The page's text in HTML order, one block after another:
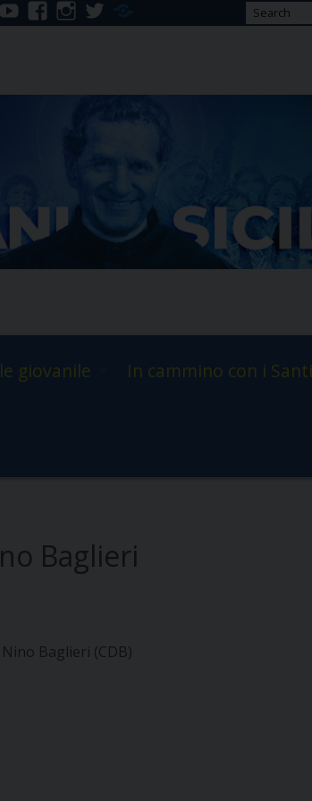
youtubefacebook
instagram
twitterTelegram
giovanile In cammino con i Santi
Baglieri
Baglieri (CDB)